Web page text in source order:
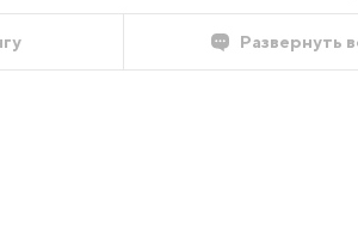
Развернуть